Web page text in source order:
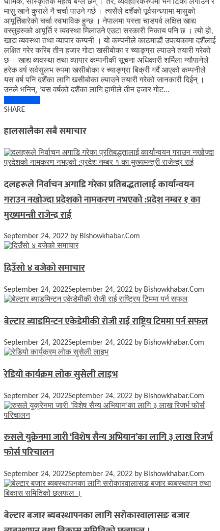
धार्मिक, साँस्कृतिक महत्व बेग्लै छन् । तर, व्यवहारिकरुपमा भने टिका लगाउने र
मासु खाने कुराले नै चर्चा पाउने गर्छ । त्यसैले दशैंको पूर्वसन्ध्यामा मासुको
आपूर्तिबारेको चर्चा स्वभाविक हुन्छ । नेपालमा यस्ता चाडपर्व लक्षित खाद्य
वस्तुहरुको आपूर्ति र व्यवस्था मिलाउने एउटा सरकारी निकाय पनि छ । त्यो हो,
खाद्य व्यवस्था तथा व्यापार कम्पनी । यो कम्पनीले काठमाडौं उपत्यकामा दशैंलाई
लक्षित गरेर करिब तीन हजार गोटा खसीबोका र च्याङ्ग्रा ल्याउने तयारी गरेको
छ । खाद्य व्यवस्था तथा व्यापार कम्पनीकी सूचना अधिकारी शर्मिला न्यौपानेले
हरेक वर्ष सर्वसुलभ रुपमा खसीबोका र च्याङ्ग्रा बिक्री गर्दै आएको कम्पनीले
यस वर्ष पनि दशैंका लागि खसीबोका ल्याउने तयारी गरेको जानकारी दिईन् ।
उनले भनिन्, ‘यस वर्षको दशैंका लागि हामीले तीन हजार गोट...
SHARE
हालसालैका सबै समाचार
दलहरूले निर्वाचन अगाडि गरेका प्रतिबद्धतालाई कार्यान्वयन
गराउन नखोज्दा प्रदेशको नामकरण नभएको :प्रदेश नम्बर १ का
मुख्यमन्त्री राजेन्द्र राई
September 24, 2022 by Bishowkhabar.Com
दिउँसो ४ बजेको समाचार
September 24, 2022September 24, 2022 by Bishowkhabar.Com
बेल्टार ब्याडमिन्टन एकेडेमीकी रोजी राई राष्ट्रिय टिममा पर्न सफल
September 24, 2022September 24, 2022 by Bishowkhabar.Com
रेडियो कार्यक्रम लोक सुसेली लाइभ
September 24, 2022September 24, 2022 by Bishowkhabar.Com
रुसले युक्रेनमा जारी ‘विशेष सैन्य अभियान’का लागि ३ लाख रिजर्भ
फोर्स परिचालन
September 24, 2022September 24, 2022 by Bishowkhabar.Com
बेल्टार बजार ब्यबस्थापनका लागि सरोकारवालासङ बजार